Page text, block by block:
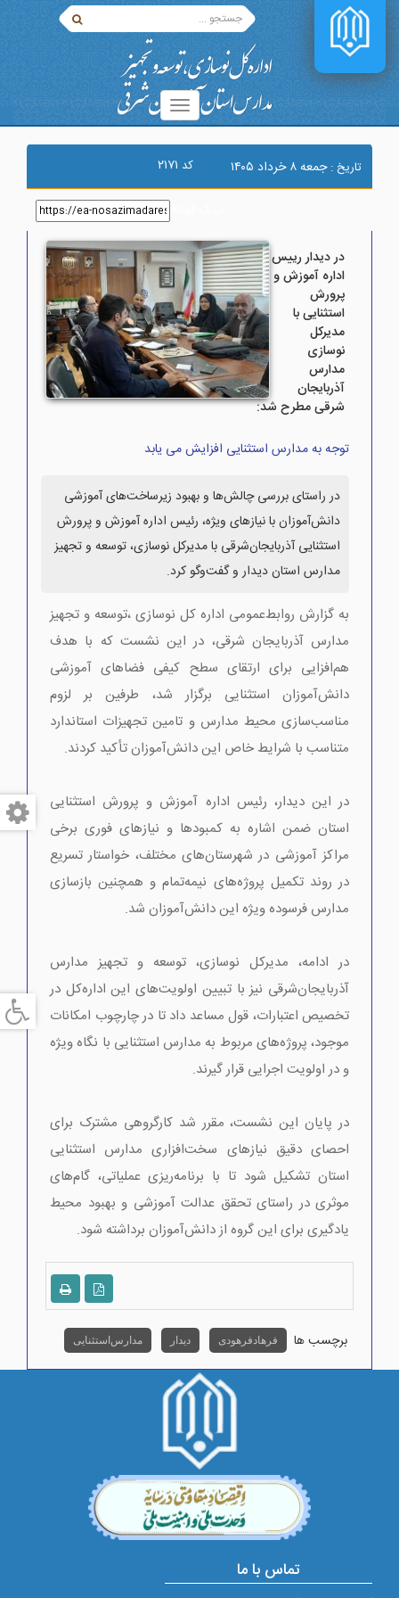
تاریخ :جمعه ۸ خرداد ۱۴۰۵ کد ۲۱۷۱
در دیدار رییس
اداره آموزش و
پرورش
استثنایی با
مدیرکل
نوسازی
مدارس
آذربایجان
شرقی مطرح شد:
توجه به مدارس استثنایی افزایش می یابد
در راستای بررسی چالش‌ها و بهبود زیرساخت‌های آموزشی
دانش‌آموزان با نیازهای ویژه، رئیس اداره آموزش و پرورش
استثنایی آذربایجان‌شرقی با مدیرکل نوسازی، توسعه و تجهیز
مدارس استان دیدار و گفت‌وگو کرد.
به گزارش روابط‌عمومی اداره کل نوسازی ،توسعه و تجهیز
مدارس آذربایجان شرقی، در این نشست که با هدف
هم‌افزایی برای ارتقای سطح کیفی فضاهای آموزشی
دانش‌آموزان استثنایی برگزار شد، طرفین بر لزوم
مناسب‌سازی محیط مدارس و تامین تجهیزات استاندارد
متناسب با شرایط خاص این دانش‌آموزان تأکید کردند.
در این دیدار، رئیس اداره آموزش و پرورش استثنایی
استان ضمن اشاره به کمبودها و نیازهای فوری برخی
مراکز آموزشی در شهرستان‌های مختلف، خواستار تسریع
در روند تکمیل پروژه‌های نیمه‌تمام و همچنین بازسازی
مدارس فرسوده ویژه این دانش‌آموزان شد.
در ادامه، مدیرکل نوسازی، توسعه و تجهیز مدارس
آذربایجان‌شرقی نیز با تبیین اولویت‌های این اداره‌کل در
تخصیص اعتبارات، قول مساعد داد تا در چارچوب امکانات
موجود، پروژه‌های مربوط به مدارس استثنایی با نگاه ویژه
و در اولویت اجرایی قرار گیرند.
در پایان این نشست، مقرر شد کارگروهی مشترک برای
احصای دقیق نیازهای سخت‌افزاری مدارس استثنایی
استان تشکیل شود تا با برنامه‌ریزی عملیاتی، گام‌های
موثری در راستای تحقق عدالت آموزشی و بهبود محیط
یادگیری برای این گروه از دانش‌آموزان برداشته شود.
برچسب ها فرهاد فرهودی دیدار مدارس استثنایی
تماس با ما